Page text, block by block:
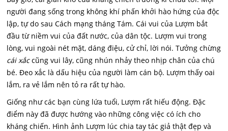
người đang sống trong không khí phấn khởi hào hứng của độc
lập, tự do sau Cách mạng tháng Tám. Cái vui của Lượm bắt
đầu từ niềm vui của đất nước, của dân tộc. Lượm vui trong
lòng, vui ngoài nét mặt, dáng điệu, cử chỉ, lời nói. Tưởng chừng
cái xắccũng vui lây, cũng nhún nhảy theo nhịp chân của chú
bé. Đeo xắc là dấu hiệu của người làm cán bộ. Lượm thấy oai
lắm, ra vẻ lắm nên tỏ ra rất tự hào.
Giống như các bạn cùng lứa tuổi, Lượm rất hiếu động. Đặc
điểm này đã được hướng vào những công việc có ích cho
kháng chiến. Hình ảnh Lượm lúc chia tay tác giả thật đẹp và